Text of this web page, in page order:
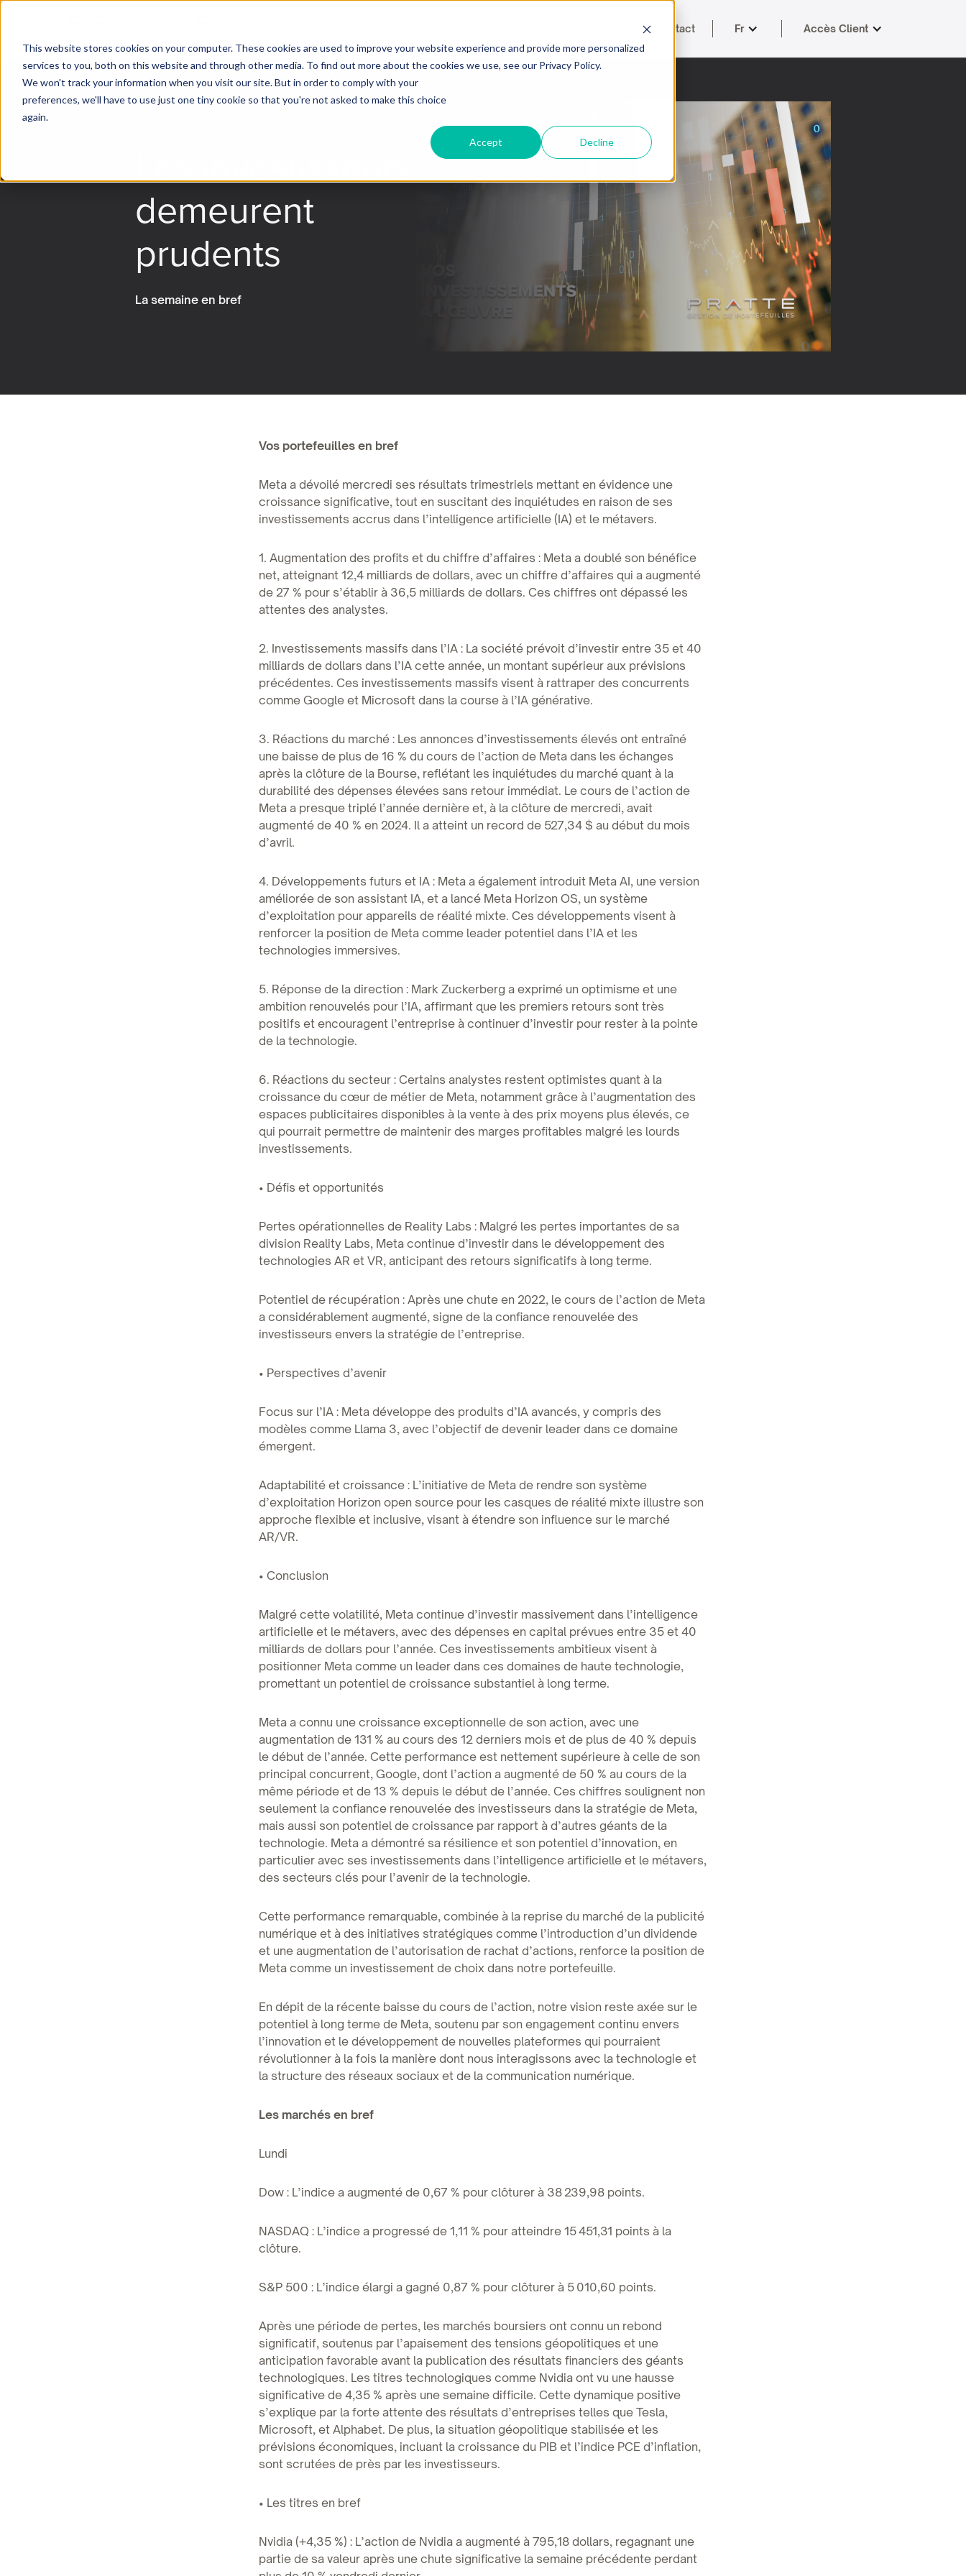
This website stores cookies on your computer. These cookies are used to improve your website experience and provide more personalized
services to you, both on this website and through other media. To find out more about the cookies we use, see our Privacy Policy.
We won't track your information when you visit our site. But in order to comply with your
preferences, we'll have to use just one tiny cookie so that you're not asked to make this choice
again.
Accept Decline
Contact Fr Accès Client
Les investisseurs
demeurent
prudents
La semaine en bref
Vos portefeuilles en bref
Meta a dévoilé mercredi ses résultats trimestriels mettant en évidence une
croissance significative, tout en suscitant des inquiétudes en raison de ses
investissements accrus dans l’intelligence artificielle (IA) et le métavers.
1. Augmentation des profits et du chiffre d’affaires : Meta a doublé son bénéfice
net, atteignant 12,4 milliards de dollars, avec un chiffre d’affaires qui a augmenté
de 27 % pour s’établir à 36,5 milliards de dollars. Ces chiffres ont dépassé les
attentes des analystes.
2. Investissements massifs dans l’IA : La société prévoit d’investir entre 35 et 40
milliards de dollars dans l’IA cette année, un montant supérieur aux prévisions
précédentes. Ces investissements massifs visent à rattraper des concurrents
comme Google et Microsoft dans la course à l’IA générative.
3. Réactions du marché : Les annonces d’investissements élevés ont entraîné
une baisse de plus de 16 % du cours de l’action de Meta dans les échanges
après la clôture de la Bourse, reflétant les inquiétudes du marché quant à la
durabilité des dépenses élevées sans retour immédiat. Le cours de l’action de
Meta a presque triplé l’année dernière et, à la clôture de mercredi, avait
augmenté de 40 % en 2024. Il a atteint un record de 527,34 $ au début du mois
d’avril.
4. Développements futurs et IA : Meta a également introduit Meta AI, une version
améliorée de son assistant IA, et a lancé Meta Horizon OS, un système
d’exploitation pour appareils de réalité mixte. Ces développements visent à
renforcer la position de Meta comme leader potentiel dans l’IA et les
technologies immersives.
5. Réponse de la direction : Mark Zuckerberg a exprimé un optimisme et une
ambition renouvelés pour l’IA, affirmant que les premiers retours sont très
positifs et encouragent l’entreprise à continuer d’investir pour rester à la pointe
de la technologie.
6. Réactions du secteur : Certains analystes restent optimistes quant à la
croissance du cœur de métier de Meta, notamment grâce à l’augmentation des
espaces publicitaires disponibles à la vente à des prix moyens plus élevés, ce
qui pourrait permettre de maintenir des marges profitables malgré les lourds
investissements.
• Défis et opportunités
Pertes opérationnelles de Reality Labs : Malgré les pertes importantes de sa
division Reality Labs, Meta continue d’investir dans le développement des
technologies AR et VR, anticipant des retours significatifs à long terme.
Potentiel de récupération : Après une chute en 2022, le cours de l’action de Meta
a considérablement augmenté, signe de la confiance renouvelée des
investisseurs envers la stratégie de l’entreprise.
• Perspectives d’avenir
Focus sur l’IA : Meta développe des produits d’IA avancés, y compris des
modèles comme Llama 3, avec l’objectif de devenir leader dans ce domaine
émergent.
Adaptabilité et croissance : L’initiative de Meta de rendre son système
d’exploitation Horizon open source pour les casques de réalité mixte illustre son
approche flexible et inclusive, visant à étendre son influence sur le marché
AR/VR.
• Conclusion
Malgré cette volatilité, Meta continue d’investir massivement dans l’intelligence
artificielle et le métavers, avec des dépenses en capital prévues entre 35 et 40
milliards de dollars pour l’année. Ces investissements ambitieux visent à
positionner Meta comme un leader dans ces domaines de haute technologie,
promettant un potentiel de croissance substantiel à long terme.
Meta a connu une croissance exceptionnelle de son action, avec une
augmentation de 131 % au cours des 12 derniers mois et de plus de 40 % depuis
le début de l’année. Cette performance est nettement supérieure à celle de son
principal concurrent, Google, dont l’action a augmenté de 50 % au cours de la
même période et de 13 % depuis le début de l’année. Ces chiffres soulignent non
seulement la confiance renouvelée des investisseurs dans la stratégie de Meta,
mais aussi son potentiel de croissance par rapport à d’autres géants de la
technologie. Meta a démontré sa résilience et son potentiel d’innovation, en
particulier avec ses investissements dans l’intelligence artificielle et le métavers,
des secteurs clés pour l’avenir de la technologie.
Cette performance remarquable, combinée à la reprise du marché de la publicité
numérique et à des initiatives stratégiques comme l’introduction d’un dividende
et une augmentation de l’autorisation de rachat d’actions, renforce la position de
Meta comme un investissement de choix dans notre portefeuille.
En dépit de la récente baisse du cours de l’action, notre vision reste axée sur le
potentiel à long terme de Meta, soutenu par son engagement continu envers
l’innovation et le développement de nouvelles plateformes qui pourraient
révolutionner à la fois la manière dont nous interagissons avec la technologie et
la structure des réseaux sociaux et de la communication numérique.
Les marchés en bref
Lundi
Dow : L’indice a augmenté de 0,67 % pour clôturer à 38 239,98 points.
NASDAQ : L’indice a progressé de 1,11 % pour atteindre 15 451,31 points à la
clôture.
S&P 500 : L’indice élargi a gagné 0,87 % pour clôturer à 5 010,60 points.
Après une période de pertes, les marchés boursiers ont connu un rebond
significatif, soutenus par l’apaisement des tensions géopolitiques et une
anticipation favorable avant la publication des résultats financiers des géants
technologiques. Les titres technologiques comme Nvidia ont vu une hausse
significative de 4,35 % après une semaine difficile. Cette dynamique positive
s’explique par la forte attente des résultats d’entreprises telles que Tesla,
Microsoft, et Alphabet. De plus, la situation géopolitique stabilisée et les
prévisions économiques, incluant la croissance du PIB et l’indice PCE d’inflation,
sont scrutées de près par les investisseurs.
• Les titres en bref
Nvidia (+4,35 %) : L’action de Nvidia a augmenté à 795,18 dollars, regagnant une
partie de sa valeur après une chute significative la semaine précédente perdant